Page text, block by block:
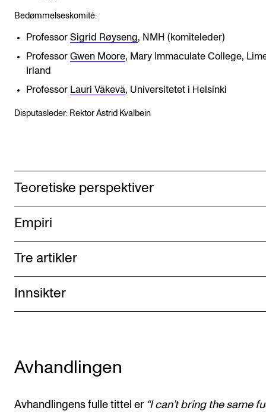
Bedømmelseskomité:
Professor Sigrid Røyseng, NMH (komiteleder)
Professor Gwen Moore, Mary Immaculate College,
Irland
Professor Lauri Väkevä, Universitetet i Helsinki
Disputasleder: Rektor Astrid Kvalbein
Teoretiske perspektiver
Empiri
Tre artikler
Innsikter
Avhandlingen
Avhandlingens fulle tittel er “I can’t bring the same